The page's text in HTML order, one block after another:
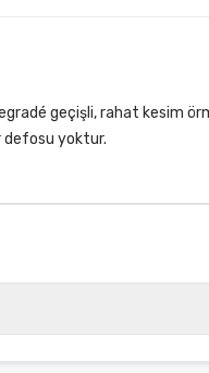
geçişli, rahat kesim
defosu yoktur.